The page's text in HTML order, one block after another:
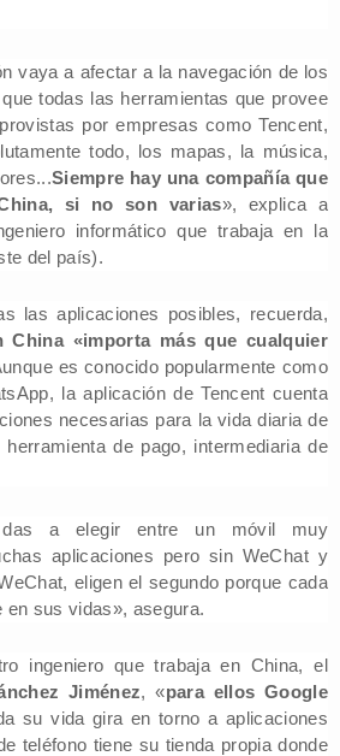
vaya a afectar a la navegación de los
todas las herramientas que provee
por empresas como Tencent,
todo, los mapas, la música,
Siempre hay una compañía que
si no son varias», explica a
informático que trabaja en la
del país).
las aplicaciones posibles, recuerda,
China «importa más que cualquier
es conocido popularmente como
la aplicación de Tencent cuenta
necesarias para la vida diaria de
de pago, intermediaria de
a elegir entre un móvil muy
aplicaciones pero sin WeChat y
eligen el segundo porque cada
sus vidas», asegura.
ingeniero que trabaja en China, el
Jiménez, «para ellos Google
su vida gira en torno a aplicaciones
teléfono tiene su tienda propia donde